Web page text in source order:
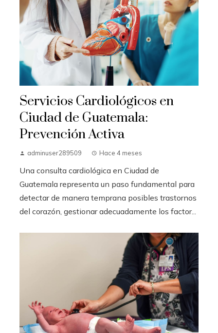
Servicios Cardiológicos en
Ciudad de Guatemala:
Prevención Activa
adminuser289509 Hace 4 meses
Una consulta cardiológica en Ciudad de
Guatemala representa un paso fundamental para
detectar de manera temprana posibles trastornos
del corazón, gestionar adecuadamente los factor...